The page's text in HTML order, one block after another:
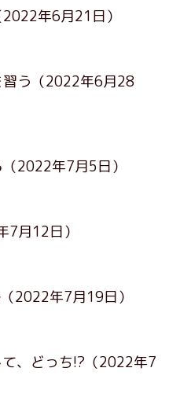
2022年6月21日）
う （2022年6月28
（2022年7月5日）
7月12日）
（2022年7月19日）
、どっち!? （2022年7